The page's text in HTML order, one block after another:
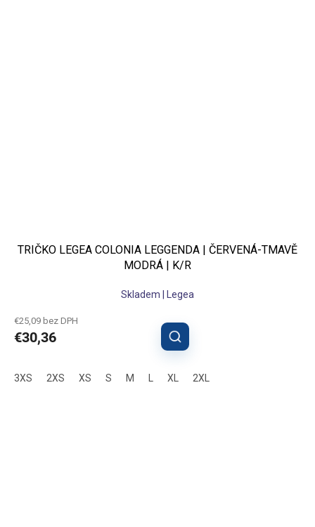
TRIČKO LEGEA COLONIA LEGGENDA | ČERVENÁ-TMAVĚ
MODRÁ | K/R
Skladem | Legea
€25,09 bez DPH
€30,36
3XS 2XS XS S M XL 2XL